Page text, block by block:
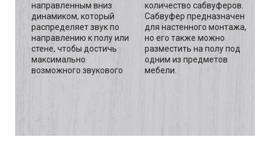
направленным вниз
динамиком, который
распределяет звук по
направлению к полу или
стене, чтобы достичь
максимально
возможного звукового
количество сабвуферов.
Сабвуфер предназначен
для настенного монтажа,
но его также можно
разместить на полу под
одним из предметов
мебели.